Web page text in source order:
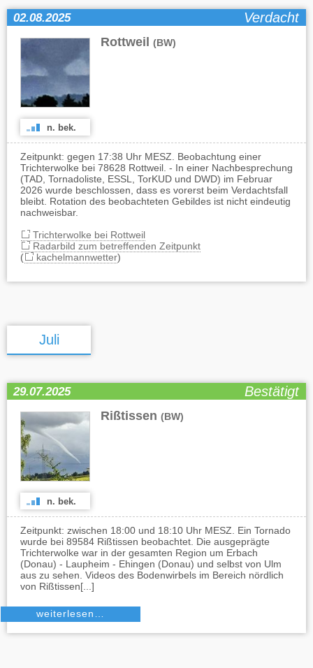
02.08.2025 Verdacht
Rottweil (BW)
n. bek.
Zeitpunkt: gegen 17:38 Uhr MESZ. Beobachtung einer
Trichterwolke bei 78628 Rottweil. - In einer Nachbesprechung
(TAD, Tornadoliste, ESSL, TorKUD und DWD) im Februar
2026 wurde beschlossen, dass es vorerst beim Verdachtsfall
bleibt. Rotation des beobachteten Gebildes ist nicht eindeutig
nachweisbar.
Trichterwolke bei Rottweil
Radarbild zum betreffenden Zeitpunkt
(
kachelmannwetter)
Juli
29.07.2025 Bestätigt
Rißtissen (BW)
n. bek.
Zeitpunkt: zwischen 18:00 und 18:10 Uhr MESZ. Ein Tornado
wurde bei 89584 Rißtissen beobachtet. Die ausgeprägte
Trichterwolke war in der gesamten Region um Erbach
(Donau) - Laupheim - Ehingen (Donau) und selbst von Ulm
aus zu sehen. Videos des Bodenwirbels im Bereich nördlich
von Rißtissen[...]
weiterlesen…